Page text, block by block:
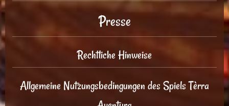
Presse
Rechtliche Hinweise
Allgemeine Nutzungsbedingungen des Spiels Tèrra